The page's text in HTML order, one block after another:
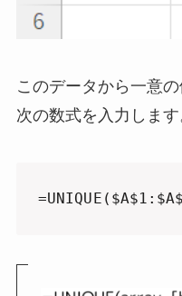
このデータから一意
次の数式を入力します